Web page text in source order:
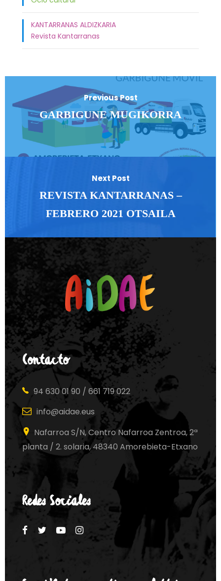
KANTARRANAS ALDIZKARIA
Revista Kantarranas
Previous Post
GARBIGUNE MUGIKORRA
Next Post
REVISTA KANTARRANAS –
FEBRERO 2021 OTSAILA
Contacto
94 630 01 90 / 661 719 022
info@aidae.eus
Nafarroa S/N, Centro Nafarroa Zentroa, 2ª
planta / 2. solaria, 48340 Amorebieta-Etxano
Redes Sociales